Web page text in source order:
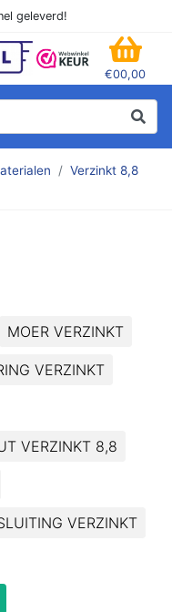
geleverd!
€00,00
Zoek
Plat, Strippen, Plaat en
Verzinkt 8,8
MOER VERZINKT
VERZINKT
VERZINKT 8,8
VERZINKT